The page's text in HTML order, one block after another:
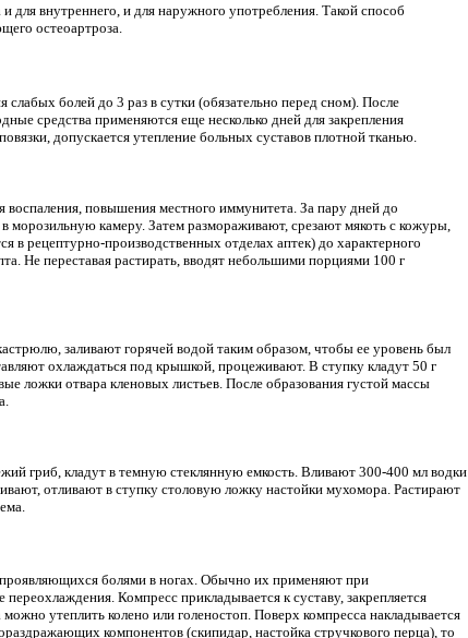
внутреннего, и для наружного употребления. Такой способ
остеоартроза.
болей до 3 раз в сутки (обязательно перед сном). После
средства применяются еще несколько дней для закрепления
допускается утепление больных суставов плотной тканью.
воспаления, повышения местного иммунитета. За пару дней до
морозильную камеру. Затем размораживают, срезают мякоть с кожуры,
в рецептурно-производственных отделах аптек) до характерного
Не переставая растирать, вводят небольшими порциями 100 г
заливают горячей водой таким образом, чтобы ее уровень был
охлаждаться под крышкой, процеживают. В ступку кладут 50 г
ложки отвара кленовых листьев. После образования густой массы
гриб, кладут в темную стеклянную емкость. Вливают 300-400 мл водки
отливают в ступку столовую ложку настойки мухомора. Растирают
болями в ногах. Обычно их применяют при
Компресс прикладывается к суставу, закрепляется
утеплить колено или голеностоп. Поверх компресса накладывается
компонентов (скипидар, настойка стручкового перца), то